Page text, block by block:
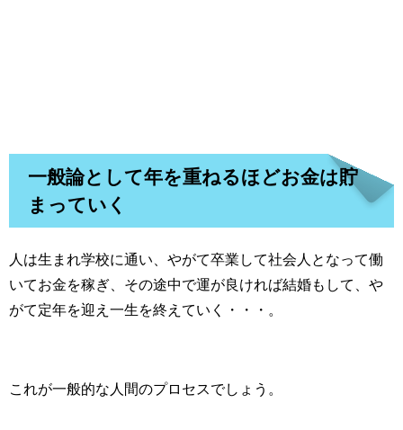
一般論として年を重ねるほどお金は貯
まっていく
人は生まれ学校に通い、やがて卒業して社会人となって働
いてお金を稼ぎ、その途中で運が良ければ結婚もして、や
がて定年を迎え一生を終えていく・・・。
これが一般的な人間のプロセスでしょう。